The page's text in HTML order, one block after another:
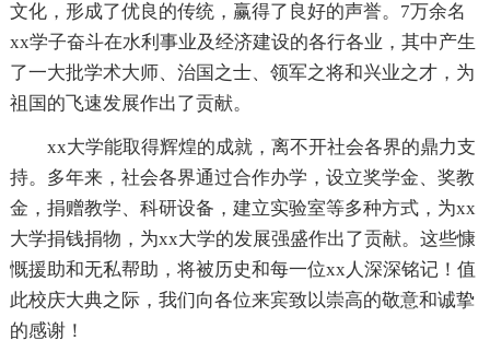
文化，形成了优良的传统，赢得了良好的声誉。7万余名
xx学子奋斗在水利事业及经济建设的各行各业，其中产生
了一大批学术大师、治国之士、领军之将和兴业之才，为
祖国的飞速发展作出了贡献。
xx大学能取得辉煌的成就，离不开社会各界的鼎力支
持。多年来，社会各界通过合作办学，设立奖学金、奖教
金，捐赠教学、科研设备，建立实验室等多种方式，为xx
大学捐钱捐物，为xx大学的发展强盛作出了贡献。这些慷
慨援助和无私帮助，将被历史和每一位xx人深深铭记！值
此校庆大典之际，我们向各位来宾致以崇高的敬意和诚挚
的感谢！